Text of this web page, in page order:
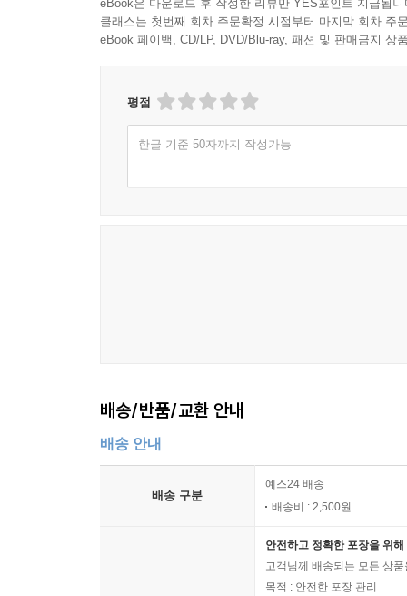
eBook은 다운로드 후 작성한 리뷰만 YES포인트 지급됩니
클래스는 첫번째 회차 주문확정 시점부터 마지막 회차 주
eBook 페이백, CD/LP, DVD/Blu-ray, 패션 및 판매금지 상
평점
한글 기준 50자까지 작성가능
배송/반품/교환 안내
배송 안내
배송 구분
예스24 배송
배송비 : 2,500원
안전하고 정확한 포장을 위
고객님께 배송되는 모든 상
목적 : 안전한 포장 관리